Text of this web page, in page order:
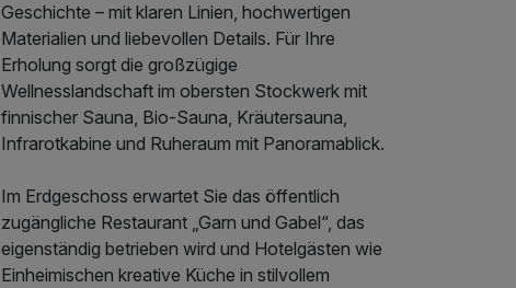
Geschichte – mit klaren Linien, hochwertigen
Materialien und liebevollen Details. Für Ihre
Erholung sorgt die großzügige
Wellnesslandschaft im obersten Stockwerk mit
finnischer Sauna, Bio-Sauna, Kräutersauna,
Infrarotkabine und Ruheraum mit Panoramablick.
Im Erdgeschoss erwartet Sie das öffentlich
zugängliche Restaurant „Garn und Gabel“, das
eigenständig betrieben wird und Hotelgästen wie
Einheimischen kreative Küche in stilvollem